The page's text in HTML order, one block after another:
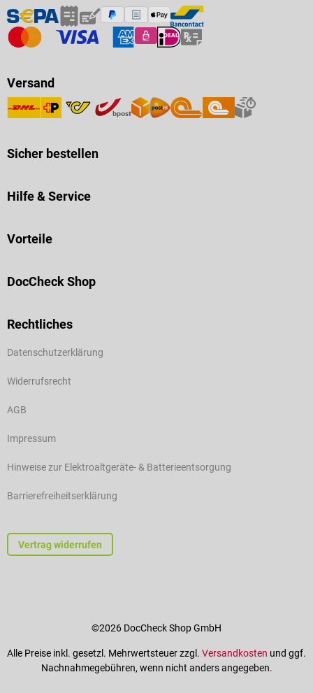
Versand
Sicher bestellen
Hilfe & Service
Vorteile
DocCheck Shop
Rechtliches
Datenschutzerklärung
Widerrufsrecht
AGB
Impressum
Hinweise zur Elektroaltgeräte- & Batterieentsorgung
Barrierefreiheitserklärung
Vertrag widerrufen
©2026 DocCheck Shop GmbH
Alle Preise inkl. gesetzl. Mehrwertsteuer zzgl. Versandkosten und ggf.
Nachnahmegebühren, wenn nicht anders angegeben.